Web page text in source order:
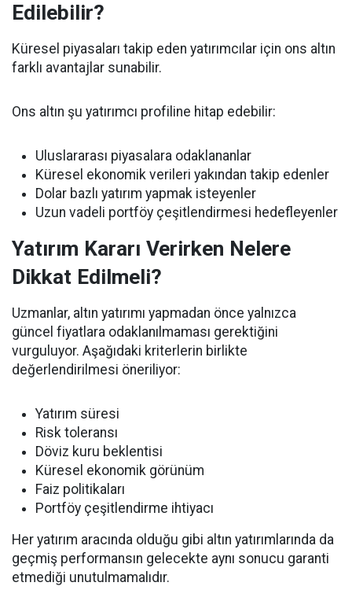
Edilebilir?
Küresel piyasaları takip eden yatırımcılar için ons altın
farklı avantajlar sunabilir.
Ons altın şu yatırımcı profiline hitap edebilir:
Uluslararası piyasalara odaklananlar
Küresel ekonomik verileri yakından takip edenler
Dolar bazlı yatırım yapmak isteyenler
Uzun vadeli portföy çeşitlendirmesi hedefleyenler
Yatırım Kararı Verirken Nelere
Dikkat Edilmeli?
Uzmanlar, altın yatırımı yapmadan önce yalnızca
güncel fiyatlara odaklanılmaması gerektiğini
vurguluyor. Aşağıdaki kriterlerin birlikte
değerlendirilmesi öneriliyor:
Yatırım süresi
Risk toleransı
Döviz kuru beklentisi
Küresel ekonomik görünüm
Faiz politikaları
Portföy çeşitlendirme ihtiyacı
Her yatırım aracında olduğu gibi altın yatırımlarında da
geçmiş performansın gelecekte aynı sonucu garanti
etmediği unutulmamalıdır.